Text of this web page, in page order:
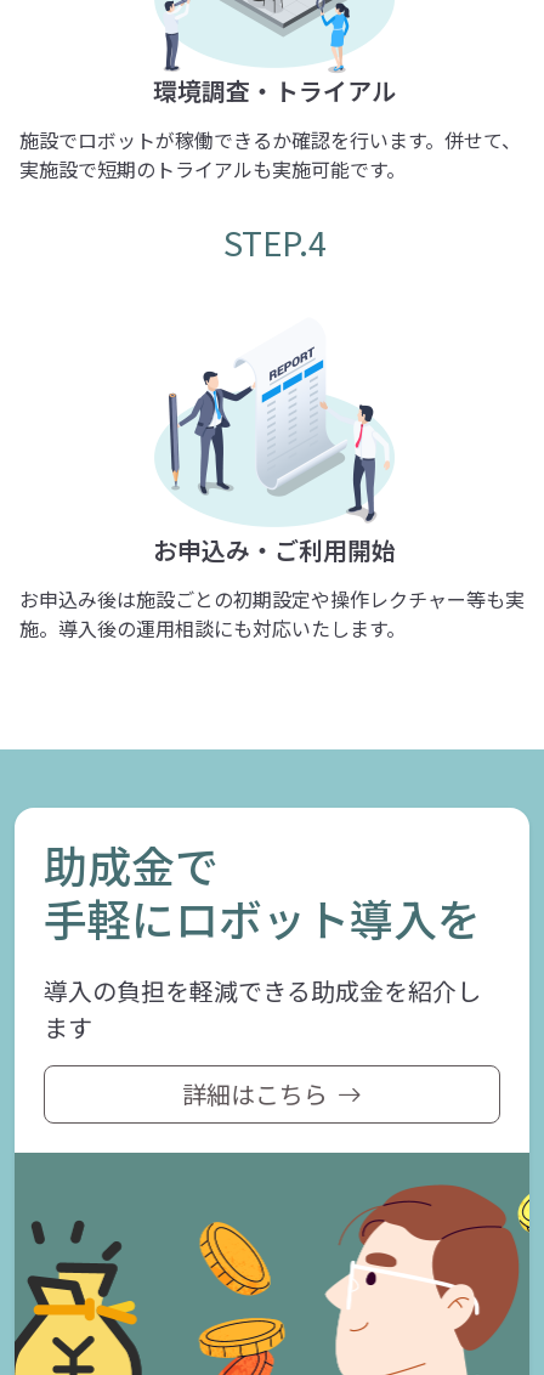
環境調査・トライアル
施設でロボットが稼働できるか確認を行います。併せて、
実施設で短期のトライアルも実施可能です。
STEP.4
お申込み・ご利用開始
お申込み後は施設ごとの初期設定や操作レクチャー等も実
施。導入後の運用相談にも対応いたします。
助成金で
手軽にロボット導入を
導入の負担を軽減できる助成金を紹介し
ます
詳細はこちら